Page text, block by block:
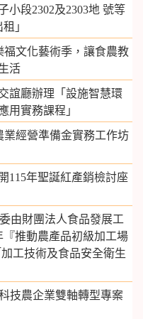
小段2302及2303地 號等
」
福文化藝術季，讓食農教
活
誼廳辦理「設施智慧環
用實務課程」
業經營準備金實務工作坊
115年聖誕紅產銷檢討座
由財團法人食品發展工
『推動農產品初級加工場
工技術及食品安全衛生
技農企業雙軸轉型專案